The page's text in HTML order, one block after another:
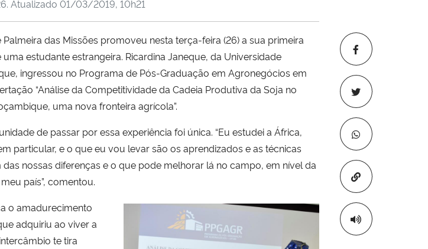
Copiar para
. Atualizado 01/03/2019, 10h21
das Missões promoveu nesta terça-feira (26) a sua primeira
estudante estrangeira. Ricardina Janeque, da Universidade
ingressou no Programa de Pós-Graduação em Agronegócios em
“Análise da Competitividade da Cadeia Produtiva da Soja no
uma nova fronteira agrícola”.
de passar por essa experiência foi única. “Eu estudei a África,
particular, e o que eu vou levar são os aprendizados e as técnicas
nossas diferenças e o que pode melhorar lá no campo, em nível da
país”, comentou.
o amadurecimento
adquiriu ao viver a
te tira